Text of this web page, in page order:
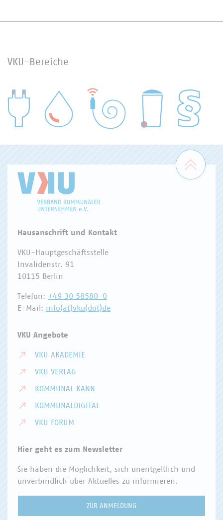
VKU-Bereiche
WASSER/ABWASSER
Zum
Hausanschrift und Kontakt
VKU-Hauptgeschäftsstelle
Invalidenstr. 91
10115 Berlin
Telefon: +49 30 58580-0
E-Mail: info(at)vku(dot)de
VKU Angebote
VKU AKADEMIE
VKU VERLAG
KOMMUNAL KANN
KOMMUNALDIGITAL
VKU FORUM
Hier geht es zum Newsletter
Sie haben die Möglichkeit, sich unentgeltlich und
unverbindlich über Aktuelles zu informieren.
ZUR ANMELDUNG